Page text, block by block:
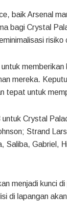
baik Arsenal
bagi Crystal
risiko
mereka.
tepat untuk
Crystal
Strand
Saliba, Gabriel,
menjadi kunci
di lapangan